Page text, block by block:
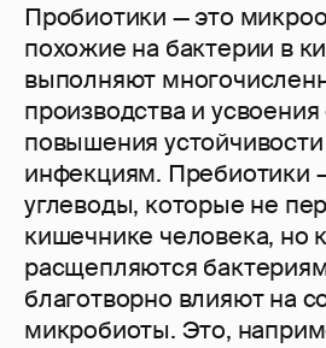
Пробиотики — это
похожие на бактерии в
выполняют
производства и
повышения
инфекциям. Пребиотики
углеводы, которые не
кишечнике человека, но
расщепляются
благотворно влияют на
микробиоты. Это,